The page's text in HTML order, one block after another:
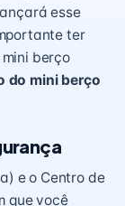
esse
ter
berço
do mini berço
e o Centro de
que você